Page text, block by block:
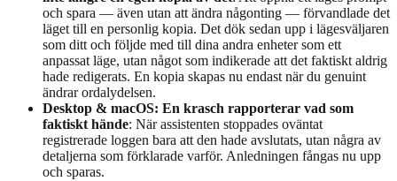
och spara — även utan att ändra någonting — förvandlade det
läget till en personlig kopia. Det dök sedan upp i lägesväljaren
som ditt och följde med till dina andra enheter som ett
anpassat läge, utan något som indikerade att det faktiskt aldrig
hade redigerats. En kopia skapas nu endast när du genuint
ändrar ordalydelsen.
Desktop & macOS: En krasch rapporterar vad som
faktiskt hände: När assistenten stoppades oväntat
registrerade loggen bara att den hade avslutats, utan några av
detaljerna som förklarade varför. Anledningen fångas nu upp
och sparas.